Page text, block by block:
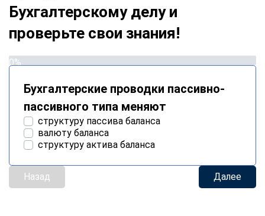
Бухгалтерскому делу и
проверьте свои знания!
0%
Бухгалтерские проводки пассивно-
пассивного типа меняют
структуру пассива баланса
валюту баланса
структуру актива баланса
Назад Далее